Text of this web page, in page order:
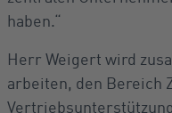
haben.“
Herr Weigert wird
arbeiten, den Bereich